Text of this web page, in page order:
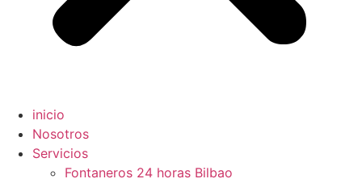
inicio
Nosotros
Servicios
Fontaneros 24 horas Bilbao